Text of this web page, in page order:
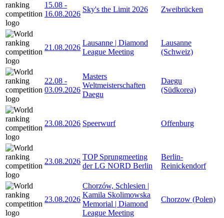
15.08 -
16.08.2026
Sky's the Limit 2026 Zweibrücken
21.08.2026
Lausanne | Diamond
League Meeting
Lausanne
(Schweiz)
22.08 -
03.09.2026
Masters
Weltmeisterschaften
Daegu
Daegu
(Südkorea)
23.08.2026 Speerwurf Offenburg
23.08.2026
TOP Sprungmeeting
der LG NORD Berlin
Berlin-
Reinickendorf
23.08.2026
Chorzów, Schlesien |
Kamila Skolimowska
Memorial | Diamond
League Meeting
Chorzow (Polen)